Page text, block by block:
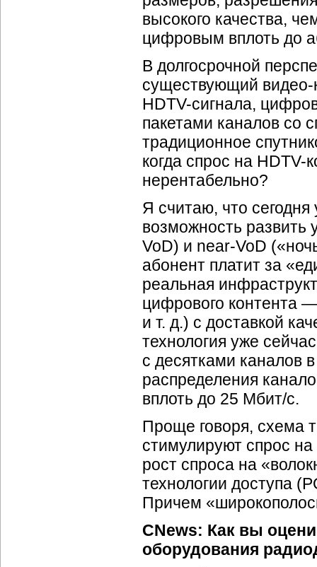
высокого качества,
цифровым вплоть до
В долгосрочной
существующий видео-
HDTV-сигнала,
пакетами каналов со
традиционное
когда спрос на HDTV-
нерентабельно?
Я считаю, что сегодня
возможность развить
VoD) и near-VoD
абонент платит за
реальная
цифрового контента
и т. д.) с доставкой
технология уже
с десятками каналов
распределения
вплоть до 25 Мбит/с.
Проще говоря, схема
стимулируют спрос на
рост спроса на
технологии доступа
Причем
CNews: Как вы
оборудования